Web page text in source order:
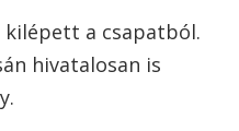
kilépett a csapatból.
hivatalosan is